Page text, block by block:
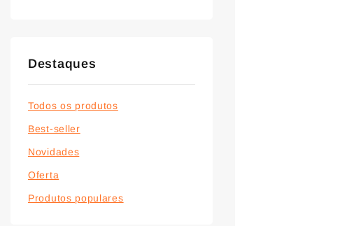
Destaques
Todos os produtos
Best-seller
Novidades
Oferta
Produtos populares